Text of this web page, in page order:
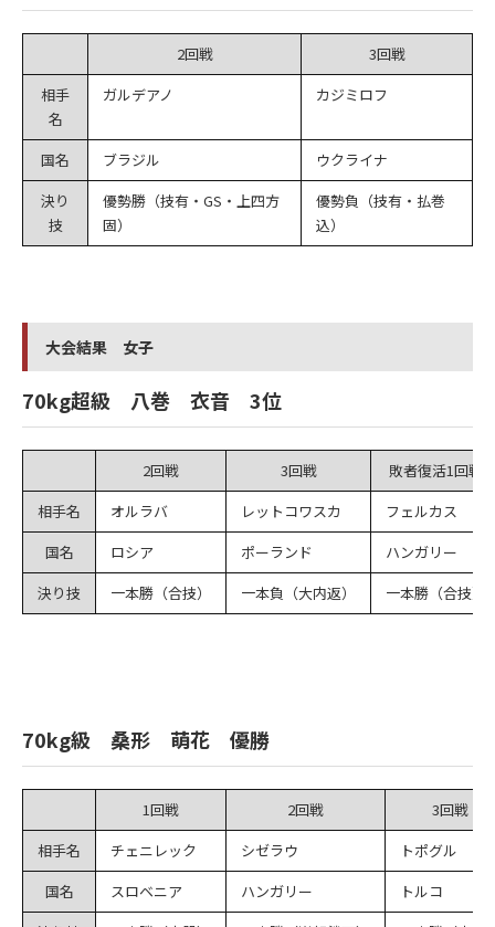
2回戦
3回戦
相手
名
ガルデアノ カジミロフ
国名 ブラジル
ウクライナ
決り
技
優勢勝（技有・GS・上四方
固）
優勢負（技有・払巻
込）
大会結果 女子
70kg超級 八巻 衣音 3位
2回戦 3回戦
敗者復活1回戦
相手名
オルラバ レットコワスカ
フェルカス
国名
ロシア ポーランド
ハンガリー
決り技
一本勝（合技） 一本負（大内返） 一本勝（合技）
70kg級 桑形 萌花 優勝
1回戦 2回戦
3回戦
相手名
チェニレック シゼラウ
トポグル
国名
スロベニア ハンガリー
トルコ